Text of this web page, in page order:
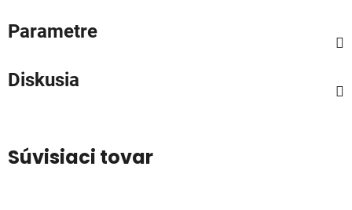
Parametre
Diskusia
Súvisiaci tovar